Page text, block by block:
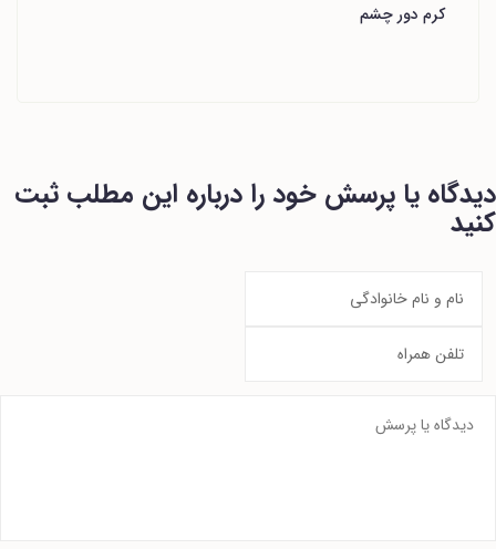
کرم دور چشم
دیدگاه یا پرسش خود را درباره این مطلب ثبت
کنید